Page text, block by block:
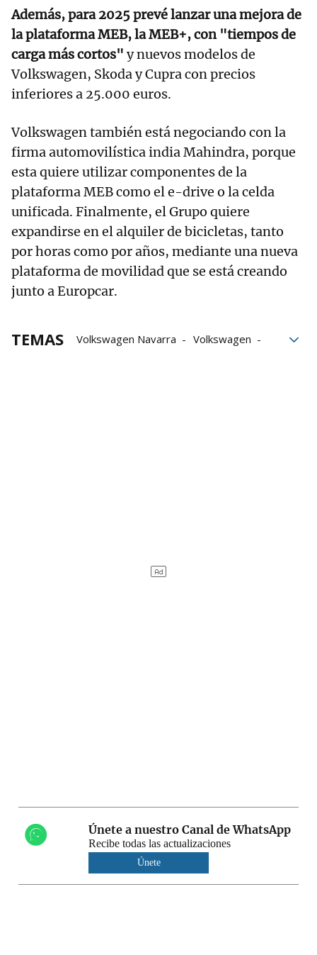
Además, para 2025 prevé lanzar una mejora de
la plataforma MEB, la MEB+, con "tiempos de
carga más cortos" y nuevos modelos de
Volkswagen, Skoda y Cupra con precios
inferiores a 25.000 euros.
Volkswagen también está negociando con la
firma automovilística india Mahindra, porque
esta quiere utilizar componentes de la
plataforma MEB como el e-drive o la celda
unificada. Finalmente, el Grupo quiere
expandirse en el alquiler de bicicletas, tanto
por horas como por años, mediante una nueva
plataforma de movilidad que se está creando
junto a Europcar.
TEMAS Volkswagen Navarra
Volkswagen
Únete a nuestro Canal de WhatsApp
Recibe todas las actualizaciones
Únete